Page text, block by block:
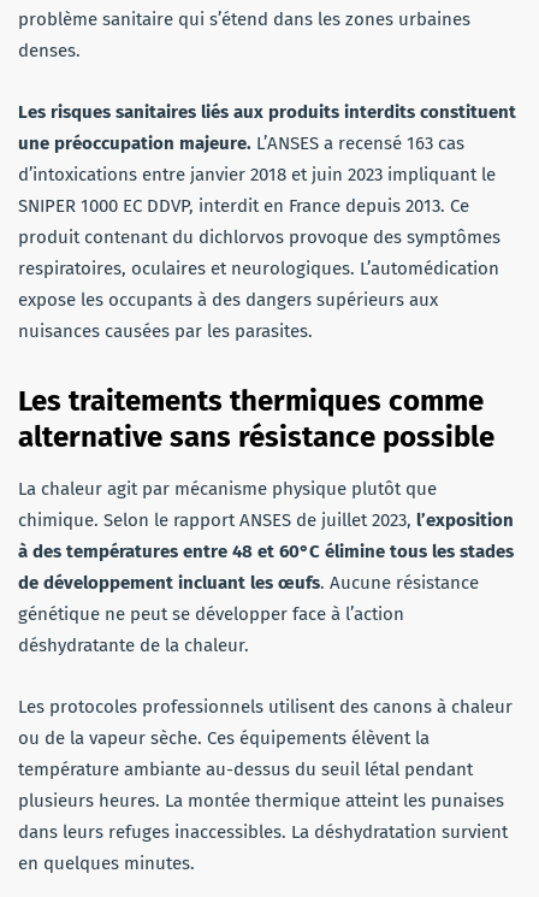
problème sanitaire qui s’étend dans les zones urbaines
denses.
Les risques sanitaires liés aux produits interdits constituent
une préoccupation majeure. L’ANSES a recensé 163 cas
d’intoxications entre janvier 2018 et juin 2023 impliquant le
SNIPER 1000 EC DDVP, interdit en France depuis 2013. Ce
produit contenant du dichlorvos provoque des symptômes
respiratoires, oculaires et neurologiques. L’automédication
expose les occupants à des dangers supérieurs aux
nuisances causées par les parasites.
Les traitements thermiques comme
alternative sans résistance possible
La chaleur agit par mécanisme physique plutôt que
chimique. Selon le rapport ANSES de juillet 2023, l’exposition
à des températures entre 48 et 60°C élimine tous les stades
de développement incluant les œufs. Aucune résistance
génétique ne peut se développer face à l’action
déshydratante de la chaleur.
Les protocoles professionnels utilisent des canons à chaleur
ou de la vapeur sèche. Ces équipements élèvent la
température ambiante au-dessus du seuil létal pendant
plusieurs heures. La montée thermique atteint les punaises
dans leurs refuges inaccessibles. La déshydratation survient
en quelques minutes.